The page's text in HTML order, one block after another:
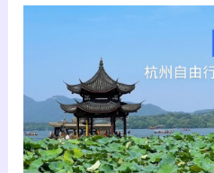
州
機
票